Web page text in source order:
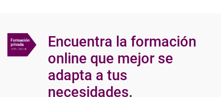
Encuentra la formación
online que mejor se
adapta a tus
necesidades.